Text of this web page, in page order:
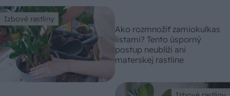
Izbové rastliny
Ako rozmnožiť zamiokulkas
listami? Tento úsporný
postup neublíži ani
materskej rastline